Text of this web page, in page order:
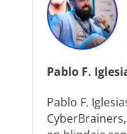
Pablo F.
Pablo F.